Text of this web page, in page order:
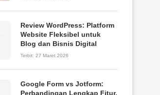
Review WordPress: Platform
Website Fleksibel untuk
Blog dan Bisnis Digital
Terbit: 27 Maret 2026
Google Form vs Jotform:
Perbandingan Lengkap Fitur,